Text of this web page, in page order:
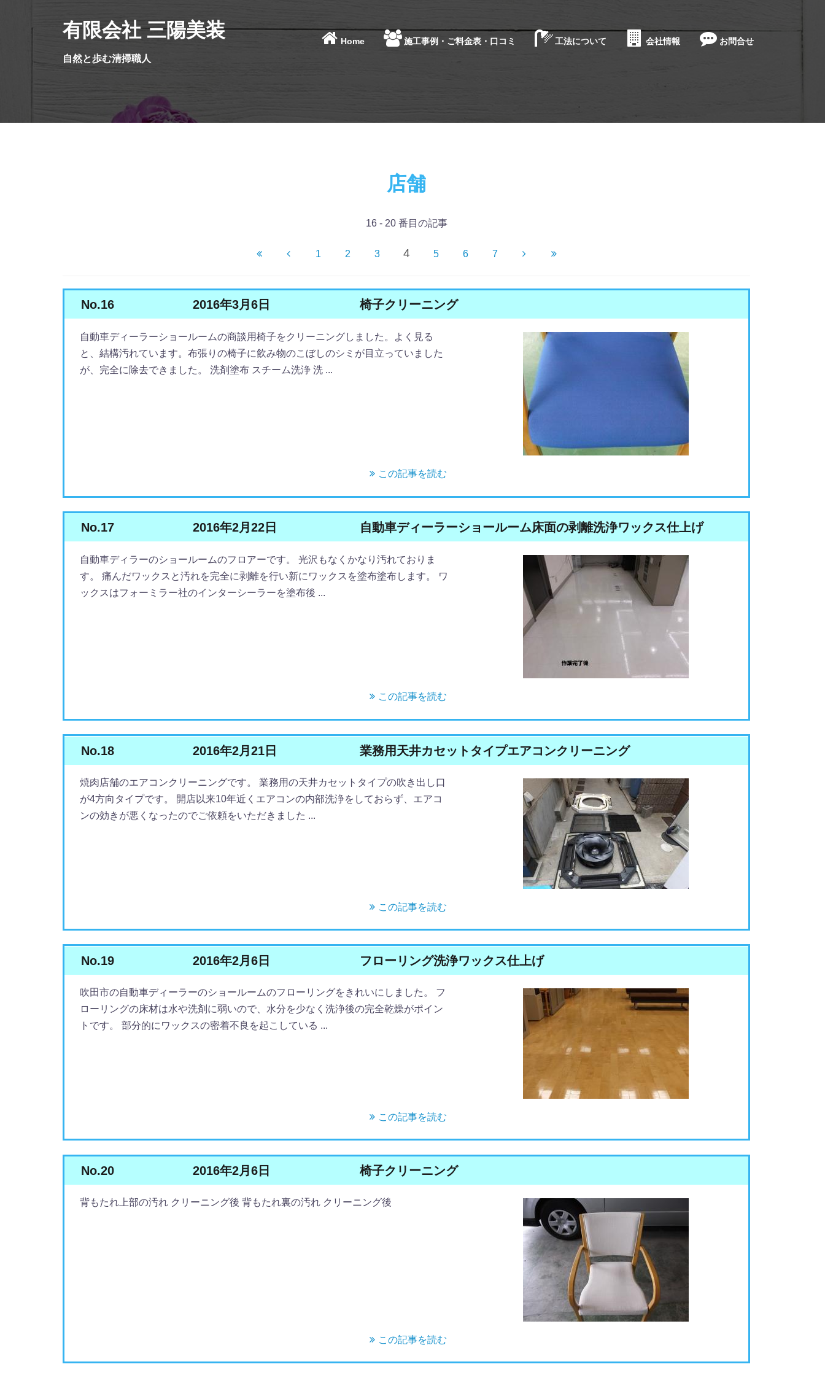
キ
有限会社 三陽美装
自然と歩む清掃職人
Home 施工事例・ご料金表・口コミ 工法について 会社情報 お問合せ
店舗
16 - 20 番目の記事
1 2 3 4 5 6 7
No.16 2016年3月6日 椅子クリーニング
自動車ディーラーショールームの商談用椅子をクリーニングしました。よく見る
と、結構汚れています。布張りの椅子に飲み物のこぼしのシミが目立っていました
が、完全に除去できました。 洗剤塗布 スチーム洗浄 洗 ...
この記事を読む
No.17 2016年2月22日 自動車ディーラーショールーム床面の剥離洗浄ワックス仕上げ
自動車ディラーのショールームのフロアーです。 光沢もなくかなり汚れておりま
す。 痛んだワックスと汚れを完全に剥離を行い新にワックスを塗布塗布します。 ワ
ックスはフォーミラー社のインターシーラーを塗布後 ...
この記事を読む
No.18 2016年2月21日 業務用天井カセットタイプエアコンクリーニング
焼肉店舗のエアコンクリーニングです。 業務用の天井カセットタイプの吹き出し口
が4方向タイプです。 開店以来10年近くエアコンの内部洗浄をしておらず、エアコ
ンの効きが悪くなったのでご依頼をいただきました ...
この記事を読む
No.19 2016年2月6日 フローリング洗浄ワックス仕上げ
吹田市の自動車ディーラーのショールームのフローリングをきれいにしました。 フ
ローリングの床材は水や洗剤に弱いので、水分を少なく洗浄後の完全乾燥がポイン
トです。 部分的にワックスの密着不良を起こしている ...
この記事を読む
No.20 2016年2月6日 椅子クリーニング
背もたれ上部の汚れ クリーニング後 背もたれ裏の汚れ クリーニング後
この記事を読む